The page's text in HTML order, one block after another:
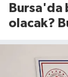
Bursa'da
olacak?